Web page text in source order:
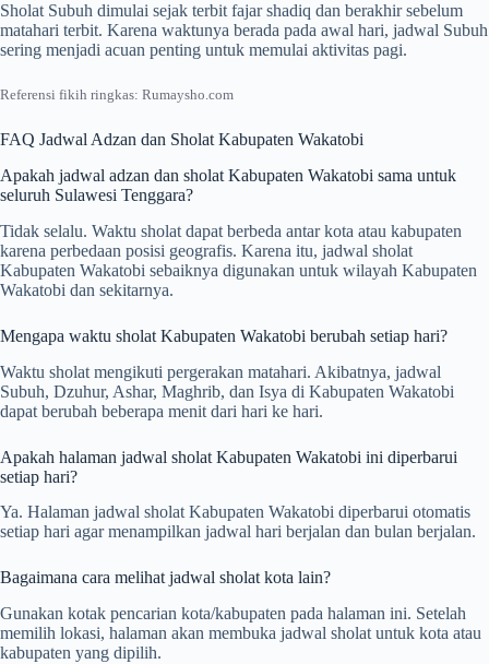
Sholat Subuh dimulai sejak terbit fajar shadiq dan berakhir sebelum
matahari terbit. Karena waktunya berada pada awal hari, jadwal Subuh
sering menjadi acuan penting untuk memulai aktivitas pagi.
Referensi fikih ringkas: Rumaysho.com
FAQ Jadwal Adzan dan Sholat Kabupaten Wakatobi
Apakah jadwal adzan dan sholat Kabupaten Wakatobi sama untuk
seluruh Sulawesi Tenggara?
Tidak selalu. Waktu sholat dapat berbeda antar kota atau kabupaten
karena perbedaan posisi geografis. Karena itu, jadwal sholat
Kabupaten Wakatobi sebaiknya digunakan untuk wilayah Kabupaten
Wakatobi dan sekitarnya.
Mengapa waktu sholat Kabupaten Wakatobi berubah setiap hari?
Waktu sholat mengikuti pergerakan matahari. Akibatnya, jadwal
Subuh, Dzuhur, Ashar, Maghrib, dan Isya di Kabupaten Wakatobi
dapat berubah beberapa menit dari hari ke hari.
Apakah halaman jadwal sholat Kabupaten Wakatobi ini diperbarui
setiap hari?
Ya. Halaman jadwal sholat Kabupaten Wakatobi diperbarui otomatis
setiap hari agar menampilkan jadwal hari berjalan dan bulan berjalan.
Bagaimana cara melihat jadwal sholat kota lain?
Gunakan kotak pencarian kota/kabupaten pada halaman ini. Setelah
memilih lokasi, halaman akan membuka jadwal sholat untuk kota atau
kabupaten yang dipilih.